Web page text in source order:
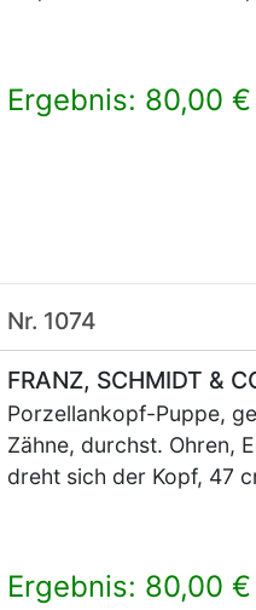
Ergebnis: 80,00 €
Nr. 1074
FRANZ, SCHMIDT &
Porzellankopf-Puppe,
Zähne, durchst. Ohren,
dreht sich der Kopf, 47
Ergebnis: 80,00 €